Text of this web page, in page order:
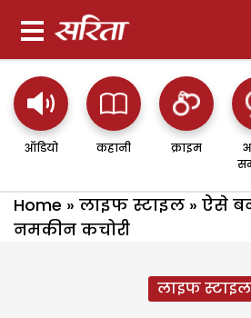
ऑडियो कहानी क्राइम
Home » लाइफ स्टाइल » ऐसे
नमकीन कचोरी
लाइफ स्टाइल